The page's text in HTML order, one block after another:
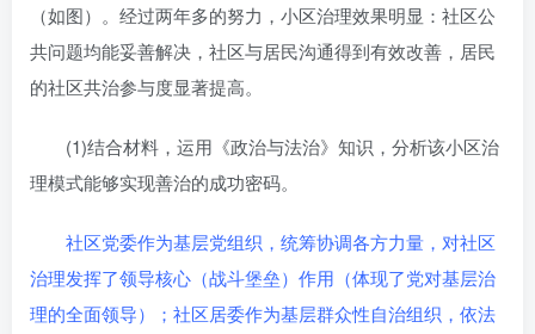
（如图）。经过两年多的努力，小区治理效果明显：社区公
共问题均能妥善解决，社区与居民沟通得到有效改善，居民
的社区共治参与度显著提高。
(1)结合材料，运用《政治与法治》知识，分析该小区治
理模式能够实现善治的成功密码。
社区党委作为基层党组织，统筹协调各方力量，对社区
治理发挥了领导核心（战斗堡垒）作用（体现了党对基层治
理的全面领导）；社区居委作为基层群众性自治组织，依法